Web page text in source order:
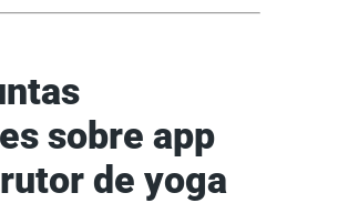
sobre app
de yoga